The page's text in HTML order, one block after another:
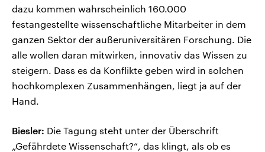
dazu kommen wahrscheinlich 160.000
festangestellte wissenschaftliche Mitarbeiter in dem
ganzen Sektor der außeruniversitären Forschung. Die
alle wollen daran mitwirken, innovativ das Wissen zu
steigern. Dass es da Konflikte geben wird in solchen
hochkomplexen Zusammenhängen, liegt ja auf der
Hand.
Biesler: Die Tagung steht unter der Überschrift
„Gefährdete Wissenschaft?“, das klingt, als ob es